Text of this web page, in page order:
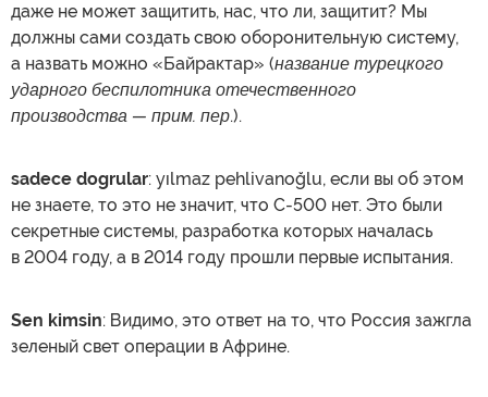
даже не может защитить, нас, что ли, защитит? Мы
должны сами создать свою оборонительную систему,
а назвать можно «Байрактар» (название турецкого
ударного беспилотника отечественного
производства — прим. пер.).
sadece dogrular: yılmaz pehlivanoğlu, если вы об этом
не знаете, то это не значит, что С-500 нет. Это были
секретные системы, разработка которых началась
в 2004 году, а в 2014 году прошли первые испытания.
Sen kimsin: Видимо, это ответ на то, что Россия зажгла
зеленый свет операции в Африне.